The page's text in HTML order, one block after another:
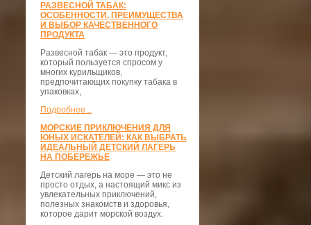
РАЗВЕСНОЙ ТАБАК:
ОСОБЕННОСТИ, ПРЕИМУЩЕСТВА
И ВЫБОР КАЧЕСТВЕННОГО
ПРОДУКТА
Развесной табак — это продукт,
который пользуется спросом у
многих курильщиков,
предпочитающих покупку табака в
упаковках,
Подробнее...
МОРСКИЕ ПРИКЛЮЧЕНИЯ ДЛЯ
ЮНЫХ ИСКАТЕЛЕЙ: КАК ВЫБРАТЬ
ИДЕАЛЬНЫЙ ДЕТСКИЙ ЛАГЕРЬ
НА ПОБЕРЕЖЬЕ
Детский лагерь на море — это не
просто отдых, а настоящий микс из
увлекательных приключений,
полезных знакомств и здоровья,
которое дарит морской воздух.